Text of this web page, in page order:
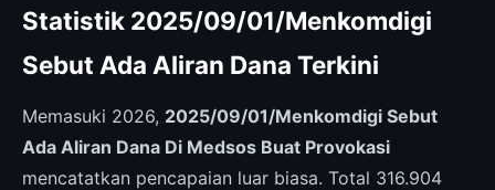
Statistik 2025/09/01/Menkomdigi
Sebut Ada Aliran Dana Terkini
Memasuki 2026, 2025/09/01/Menkomdigi Sebut
Ada Aliran Dana Di Medsos Buat Provokasi
mencatatkan pencapaian luar biasa. Total 316.904